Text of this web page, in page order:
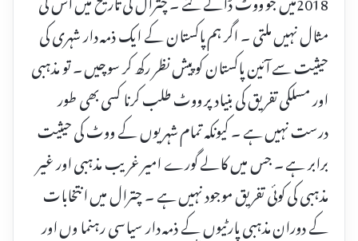
مثال نہیں ملتی ۔ اگر ہم پاکستان کے ایک ذمہ دار شہری کی
حیثیت سے آئین پاکستان کو پیش نظر رکھ کر سوچیں ۔ تو مذہبی
اور مسلکی تفریق کی بنیاد پر ووٹ طلب کرنا کسی بھی طور
درست نہیں ہے ۔ کیونکہ تمام شہریوں کے ووٹ کی حیثیت
برابر ہے ۔ جس میں کالے گورے امیر غریب مذہبی اور غیر
مذہبی کی کوئی تفریق موجود نہیں ہے ۔ چترال میں انتخابات
کے دوران مذہبی پارٹیوں کے ذمہ دار سیاسی رہنما وں اور